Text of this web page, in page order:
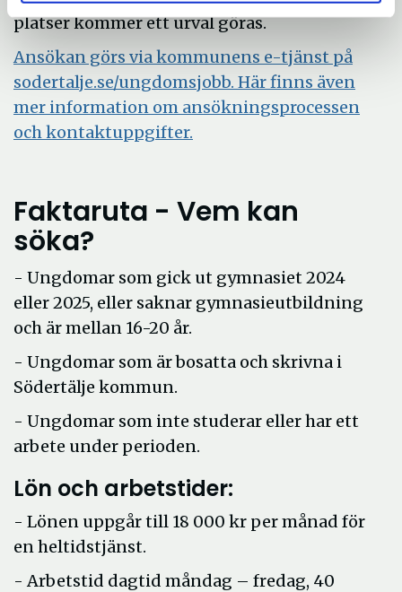
platser kommer ett urval göras.
Ansökan görs via kommunens e-tjänst på
sodertalje.se/ungdomsjobb. Här finns även
mer information om ansökningsprocessen
och kontaktuppgifter.
fönster
Faktaruta - Vem kan
söka?
- Ungdomar som gick ut gymnasiet 2024
eller 2025, eller saknar gymnasieutbildning
och är mellan 16-20 år.
- Ungdomar som är bosatta och skrivna i
Södertälje kommun.
- Ungdomar som inte studerar eller har ett
arbete under perioden.
Lön och arbetstider:
- Lönen uppgår till 18 000 kr per månad för
en heltidstjänst.
- Arbetstid dagtid måndag – fredag, 40